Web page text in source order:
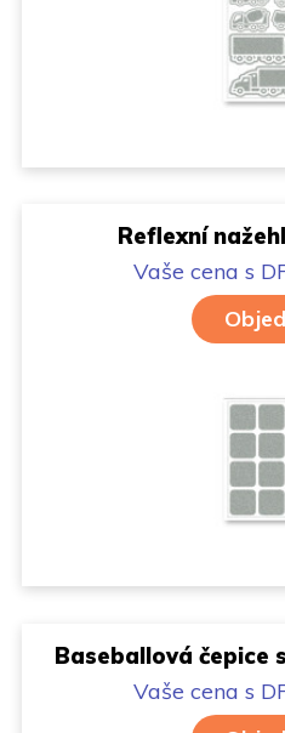
Reflexní
Vaše cena s
Baseballová čepice
Vaše cena s